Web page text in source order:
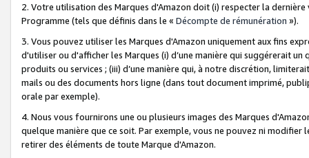
2. Votre utilisation des Marques d'Amazon doit (i) respecter la
Programme (tels que définis dans le « Décompte de rémunération »).
3. Vous pouvez utiliser les Marques d'Amazon uniquement aux fins
d'utiliser ou d'afficher les Marques (i) d’une manière qui suggérerait
produits ou services ; (iii) d’une manière qui, à notre discrétion,
mails ou des documents hors ligne (dans tout document imprimé,
orale par exemple).
4. Nous vous fournirons une ou plusieurs images des Marques
quelque manière que ce soit. Par exemple, vous ne pouvez ni
retirer des éléments de toute Marque d'Amazon.